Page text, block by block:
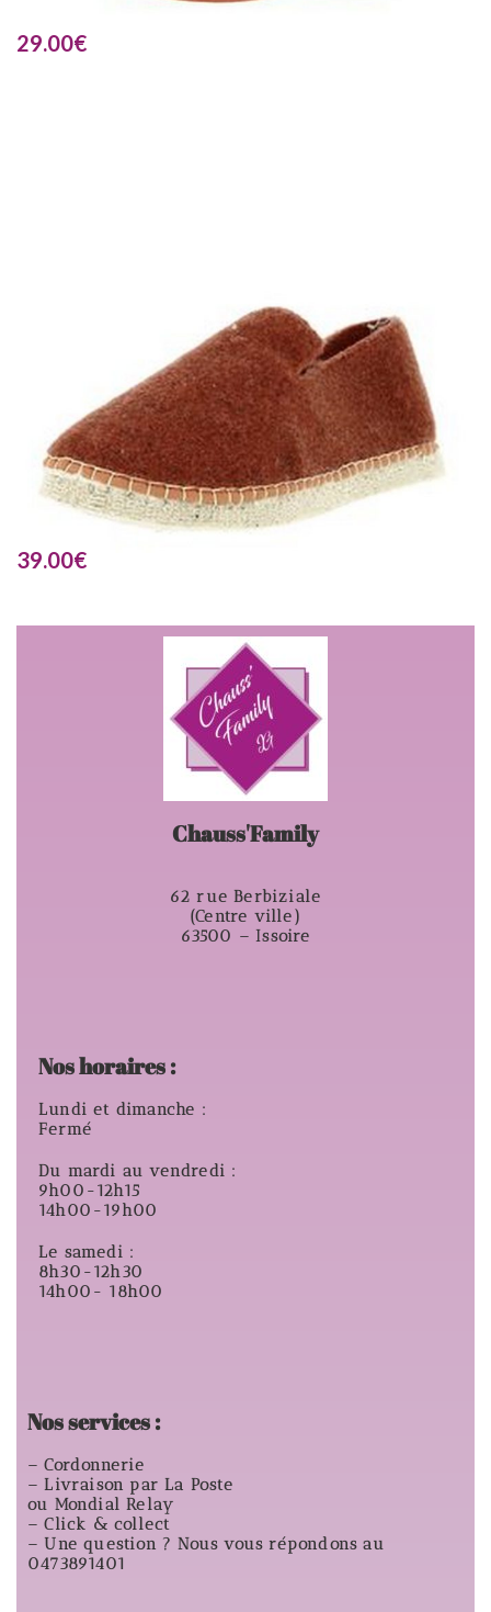
29.00€
39.00€
Chauss'Family
62 rue Berbiziale
(Centre ville)
63500 – Issoire
Nos horaires :
Lundi et dimanche :
Fermé
Du mardi au vendredi :
9h00-12h15
14h00-19h00
Le samedi :
8h30-12h30
14h00- 18h00
Nos services :
– Cordonnerie
– Livraison par La Poste
ou Mondial Relay
– Click & collect
– Une question ? Nous vous répondons au
0473891401